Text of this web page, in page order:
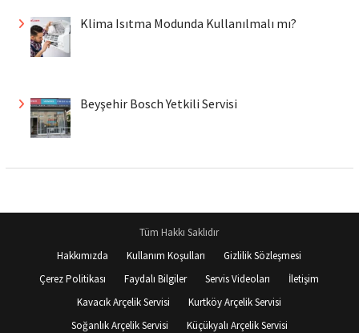
Klima Isıtma Modunda Kullanılmalı mı?
Beyşehir Bosch Yetkili Servisi
Tüm Hakkı Saklıdır
Hakkımızda
Kullanım Koşulları
Gizlilik Sözleşmesi
Çerez Politikası
Faydalı Bilgiler Servis Videoları
İletişim
Kavacık Arçelik Servisi
Kurtköy Arçelik Servisi
Soğanlık Arçelik Servisi
Küçükyalı Arçelik Servisi